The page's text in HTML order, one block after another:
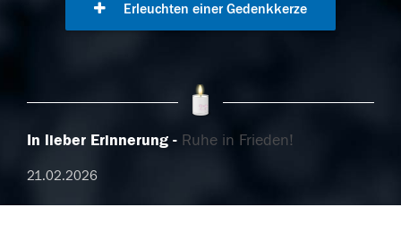
Erleuchten einer Gedenkkerze
In lieber Erinnerung Ruhe in Frieden!
21.02.2026